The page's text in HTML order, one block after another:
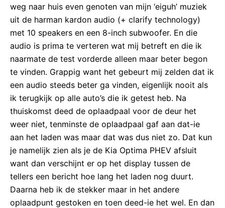
weg naar huis even genoten van mijn ‘eiguh’ muziek
uit de harman kardon audio (+ clarify technology)
met 10 speakers en een 8-inch subwoofer. En die
audio is prima te verteren wat mij betreft en die ik
naarmate de test vorderde alleen maar beter begon
te vinden. Grappig want het gebeurt mij zelden dat ik
een audio steeds beter ga vinden, eigenlijk nooit als
ik terugkijk op alle auto’s die ik getest heb. Na
thuiskomst deed de oplaadpaal voor de deur het
weer niet, tenminste de oplaadpaal gaf aan dat-ie
aan het laden was maar dat was dus niet zo. Dat kun
je namelijk zien als je de Kia Optima PHEV afsluit
want dan verschijnt er op het display tussen de
tellers een bericht hoe lang het laden nog duurt.
Daarna heb ik de stekker maar in het andere
oplaadpunt gestoken en toen deed-ie het wel. En dan